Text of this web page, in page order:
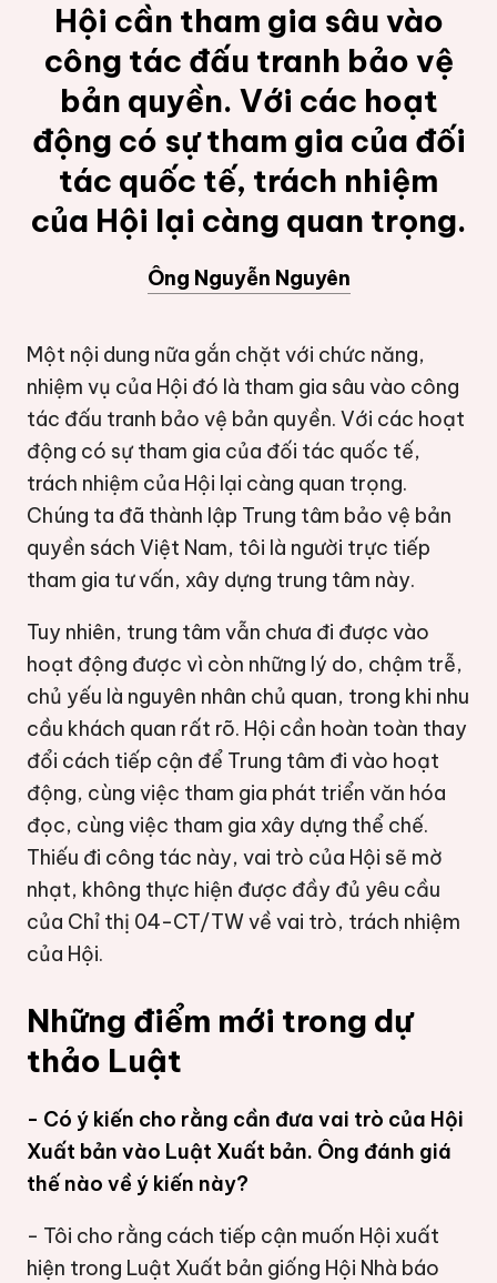
Hội cần tham gia sâu vào
công tác đấu tranh bảo vệ
bản quyền. Với các hoạt
động có sự tham gia của đối
tác quốc tế, trách nhiệm
của Hội lại càng quan trọng.
Ông Nguyễn Nguyên
Một nội dung nữa gắn chặt với chức năng,
nhiệm vụ của Hội đó là tham gia sâu vào công
tác đấu tranh bảo vệ bản quyền. Với các hoạt
động có sự tham gia của đối tác quốc tế,
trách nhiệm của Hội lại càng quan trọng.
Chúng ta đã thành lập Trung tâm bảo vệ bản
quyền sách Việt Nam, tôi là người trực tiếp
tham gia tư vấn, xây dựng trung tâm này.
Tuy nhiên, trung tâm vẫn chưa đi được vào
hoạt động được vì còn những lý do, chậm trễ,
chủ yếu là nguyên nhân chủ quan, trong khi nhu
cầu khách quan rất rõ. Hội cần hoàn toàn thay
đổi cách tiếp cận để Trung tâm đi vào hoạt
động, cùng việc tham gia phát triển văn hóa
đọc, cùng việc tham gia xây dựng thể chế.
Thiếu đi công tác này, vai trò của Hội sẽ mờ
nhạt, không thực hiện được đầy đủ yêu cầu
của Chỉ thị 04-CT/TW về vai trò, trách nhiệm
của Hội.
Những điểm mới trong dự
thảo Luật
- Có ý kiến cho rằng cần đưa vai trò của Hội
Xuất bản vào Luật Xuất bản. Ông đánh giá
thế nào về ý kiến này?
- Tôi cho rằng cách tiếp cận muốn Hội xuất
hiện trong Luật Xuất bản giống Hội Nhà báo